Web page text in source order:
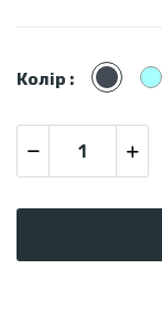
Колір : Чорний